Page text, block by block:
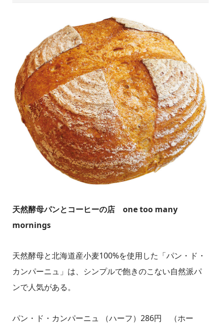
天然酵母パンとコーヒーの店 one too many
mornings
天然酵母と北海道産小麦100%を使用した「パン・ド・
カンパーニュ」は、シンプルで飽きのこない自然派パ
ンで人気がある。
パン・ド・カンパーニュ （ハーフ）286円 （ホー